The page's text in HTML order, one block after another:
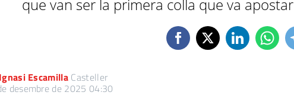
que van ser la primera colla que va
Ignasi Escamilla Casteller
desembre de 2025 04:30